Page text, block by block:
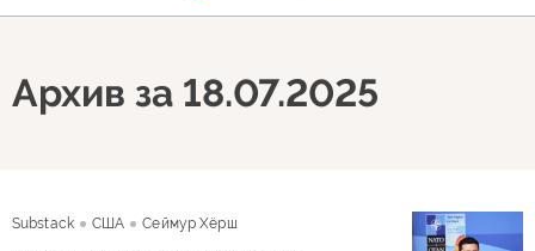
Архив за 18.07.2025
Substack США Сеймур Хёрш